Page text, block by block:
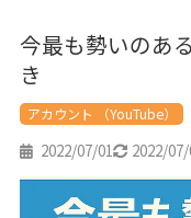
今最も勢いのあ
き
アカウント （YouTube）
2022/07/01 2022/